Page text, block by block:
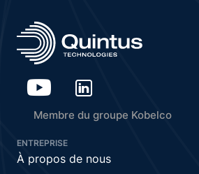
Membre du groupe Kobelco
ENTREPRISE
À propos de nous